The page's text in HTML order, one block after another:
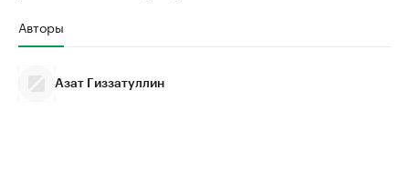
Авторы
Азат Гиззатуллин